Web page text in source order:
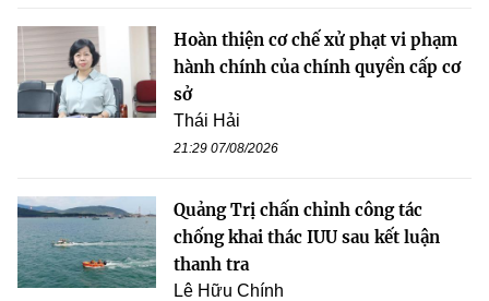
Hoàn thiện cơ chế xử phạt vi phạm
hành chính của chính quyền cấp cơ
sở
Thái Hải
21:29 07/08/2026
Quảng Trị chấn chỉnh công tác
chống khai thác IUU sau kết luận
thanh tra
Lê Hữu Chính